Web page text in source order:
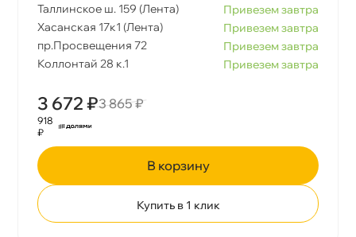
Таллинское ш. 159 (Лента)
Привезем завтра
Хасанская 17к1 (Лента)
Привезем завтра
пр.Просвещения 72
Привезем завтра
Коллонтай 28 к.1
Привезем завтра
3 672 ₽3 865 ₽
918
₽
корзину
Купить в 1 клик